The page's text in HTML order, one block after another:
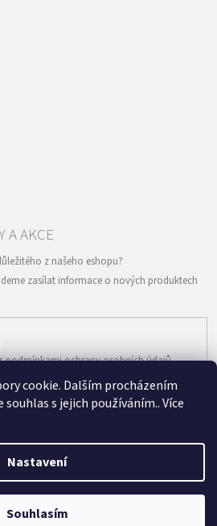
cookie. Dalším procházením
s jejich používáním.. Více
Nastavení
Souhlasím
zasílat informace o nových produktech
podmínkami ochrany osobních údajů
vyhrazena.